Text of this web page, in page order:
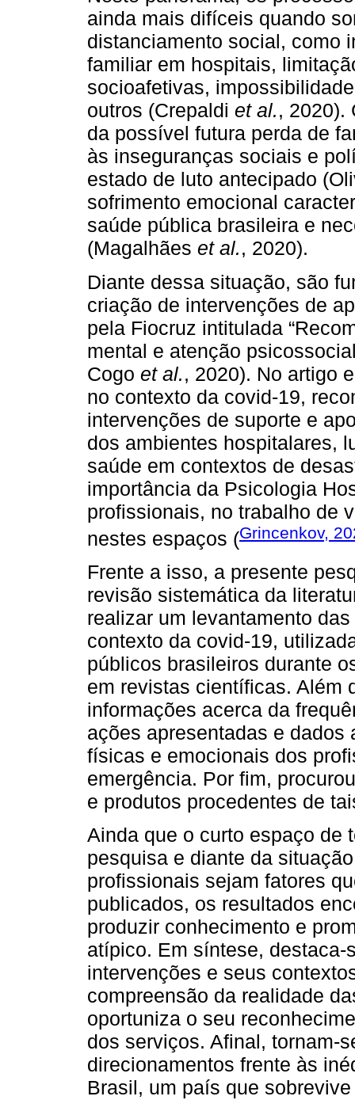
ainda mais difíceis quando
distanciamento social, como
familiar em hospitais,
socioafetivas,
outros (Crepaldi et al., 2020).
da possível futura perda de
às inseguranças sociais e
estado de luto antecipado
sofrimento emocional
saúde pública brasileira e
(Magalhães et al., 2020).
Diante dessa situação, são
criação de intervenções de
pela Fiocruz intitulada
mental e atenção
Cogo et al., 2020). No artigo
no contexto da covid-19,
intervenções de suporte e
dos ambientes hospitalares,
saúde em contextos de
importância da Psicologia
profissionais, no trabalho de
nestes espaços (Grincenkov,
Frente a isso, a presente
revisão sistemática da
realizar um levantamento
contexto da covid-19,
públicos brasileiros durante
em revistas científicas. Além
informações acerca da
ações apresentadas e
físicas e emocionais dos
emergência. Por fim,
e produtos procedentes de
Ainda que o curto espaço de
pesquisa e diante da
profissionais sejam fatores
publicados, os resultados
produzir conhecimento e
atípico. Em síntese,
intervenções e seus
compreensão da realidade
oportuniza o seu
dos serviços. Afinal, tornam-
direcionamentos frente às
Brasil, um país que